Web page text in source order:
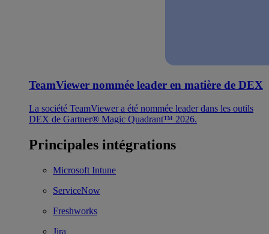
TeamViewer nommée leader en matière de DEX
La société TeamViewer a été nommée leader dans les outils
DEX de Gartner® Magic Quadrant™ 2026.
Principales intégrations
Microsoft Intune
ServiceNow
Freshworks
Jira